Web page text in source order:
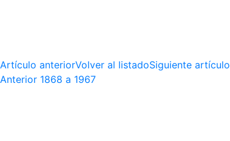
Artículo anteriorVolver al listadoSiguiente artículo
Anterior 1868 a 1967